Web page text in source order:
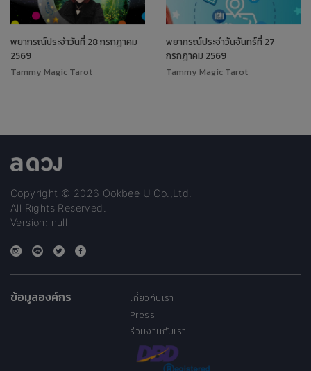
พยากรณ์ประจำวันที่ 28 กรกฎาคม
2569
Tammy Magic Tarot
พยากรณ์ประจำวันจันทร์ที่ 27
กรกฎาคม 2569
Tammy Magic Tarot
Copyright © 2026 Ookbee U Co.,Ltd.
All Rights Reserved.
Version: null
ข้อมูลองค์กร
เกี่ยวกับเรา
Press
ร่วมงานกับเรา